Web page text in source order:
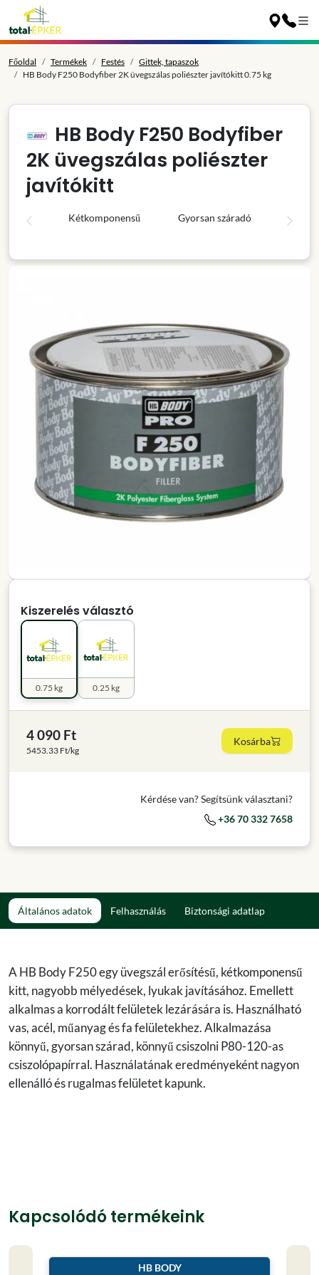
Főoldal Termékek Festés
Gittek, tapaszok
HB Body F250 Bodyfiber 2K üvegszálas poliészter javítókitt 0.75 kg
HB Body F250 Bodyfiber
2K üvegszálas poliészter
javítókitt
Kétkomponensű Gyorsan száradó
Kiszerelés választó
0.25 kg
0.75 kg
4 090 Ft
5453.33 Ft/kg
Kosárba
Kérdése van? Segítsünk választani?
+36 70 332 7658
Általános adatok Felhasználás Biztonsági adatlap
A HB Body F250 egy üvegszál erősítésű, kétkomponensű
kitt, nagyobb mélyedések, lyukak javításához. Emellett
alkalmas a korrodált felületek lezárására is. Használható
vas, acél, műanyag és fa felületekhez. Alkalmazása
könnyű, gyorsan szárad, könnyű csiszolni P80-120-as
csiszolópapírral. Használatának eredményeként nagyon
ellenálló és rugalmas felületet kapunk.
Kapcsolódó termékeink
HB BODY